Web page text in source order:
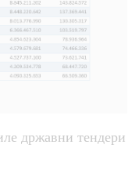
државни тендери